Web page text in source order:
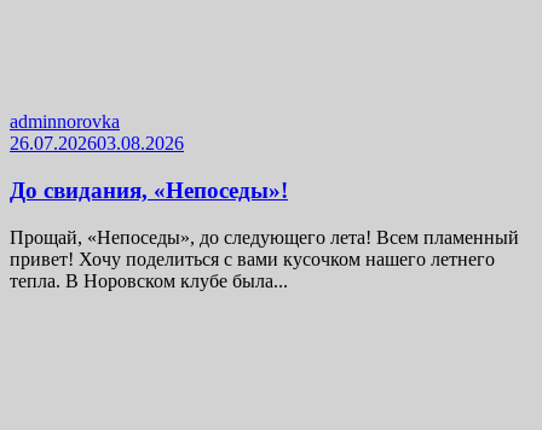
adminnorovka
26.07.202603.08.2026
До свидания, «Непоседы»!
Прощай, «Непоседы», до следующего лета! Всем пламенный
привет! Хочу поделиться с вами кусочком нашего летнего
тепла. В Норовском клубе была...